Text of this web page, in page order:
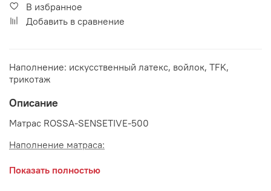
В избранное
Добавить в сравнение
Наполнение: искусственный латекс, войлок, TFK,
трикотаж
Описание
Матрас ROSSA-SENSETIVE-500
Наполнение матраса:
Искусственный латекс 20 мм - c 2-х сторон
Показать полностью